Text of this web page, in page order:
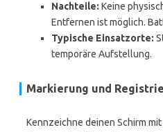
Nachteile: Keine
Entfernen ist möglich.
Typische Einsatzorte:
temporäre Aufstellung.
Markierung und
Kennzeichne deinen Schirm